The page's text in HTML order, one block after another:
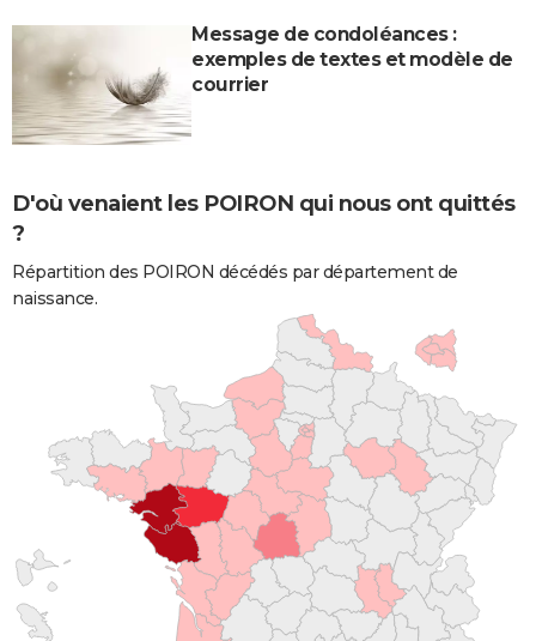
Message de condoléances :
exemples de textes et modèle de
courrier
D'où venaient les POIRON qui nous ont quittés
?
Répartition des POIRON décédés par département de
naissance.